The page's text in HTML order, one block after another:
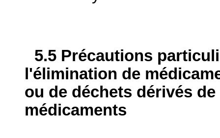
5.5 Précautions
l'élimination de
ou de déchets dérivés
médicaments